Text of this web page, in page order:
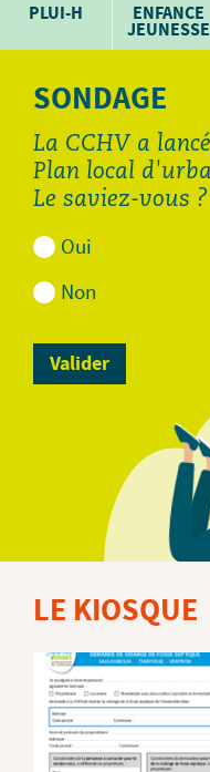
PLUI-H ENFANCE
JEUNESSE
SONDAGE
La CCHV a
Plan local
Le saviez-vous ?
Oui
Non
LE KIOSQUE